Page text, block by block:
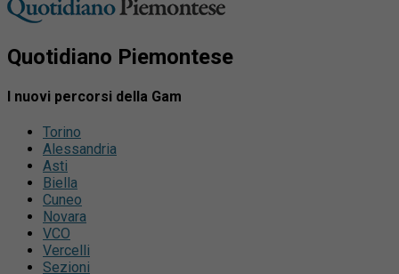
Quotidiano Piemontese
I nuovi percorsi della Gam
Torino
Alessandria
Asti
Biella
Cuneo
Novara
VCO
Vercelli
Sezioni